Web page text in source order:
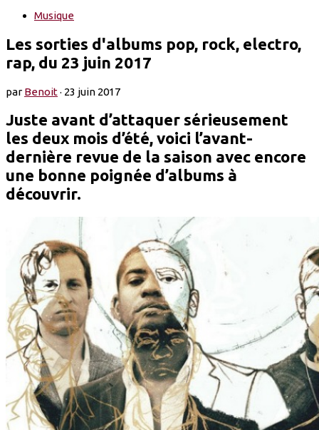
Musique
Les sorties d'albums pop, rock, electro,
rap, du 23 juin 2017
parBenoit· 23 juin 2017
Juste avant d’attaquer sérieusement
les deux mois d’été, voici l’avant-
dernière revue de la saison avec encore
une bonne poignée d’albums à
découvrir.